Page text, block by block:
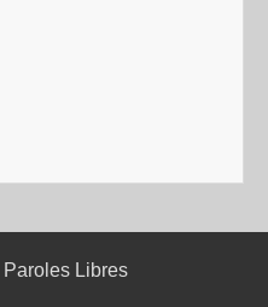
Paroles Libres